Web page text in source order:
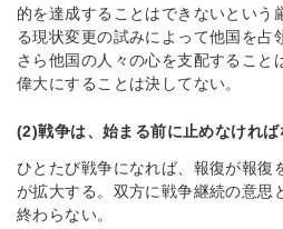
的を達成することはできないという
る現状変更の試みによって他国を占
さら他国の人々の心を支配すること
偉大にすることは決してない。
(2)戦争は、始まる前に止めなければ
ひとたび戦争になれば、報復が報復
が拡大する。双方に戦争継続の意思
終わらない。